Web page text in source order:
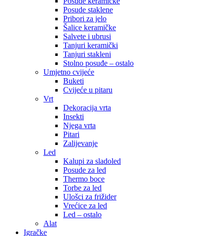
Posude staklene
Pribori za jelo
Šalice keramičke
Salvete i ubrusi
Tanjuri keramički
Tanjuri stakleni
Stolno posuđe – ostalo
Umjetno cvijeće
Buketi
Cvijeće u pitaru
Vrt
Dekoracija vrta
Insekti
Njega vrta
Pitari
Zalijevanje
Led
Kalupi za sladoled
Posude za led
Thermo boce
Torbe za led
Ulošci za frižider
Vrećice za led
Led – ostalo
Alat
Igračke